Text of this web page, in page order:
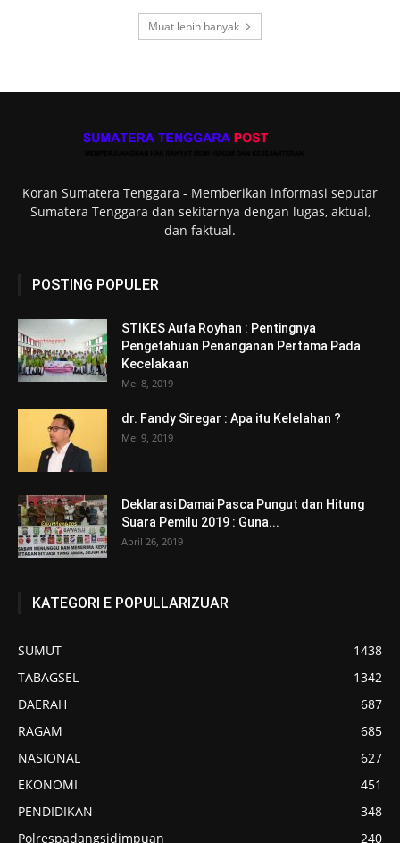
Muat lebih banyak
Koran Sumatera Tenggara - Memberikan informasi seputar
Sumatera Tenggara dan sekitarnya dengan lugas, aktual,
dan faktual.
POSTING POPULER
STIKES Aufa Royhan : Pentingnya
Pengetahuan Penanganan Pertama Pada
Kecelakaan
Mei 8, 2019
dr. Fandy Siregar : Apa itu Kelelahan ?
Mei 9, 2019
Deklarasi Damai Pasca Pungut dan Hitung
Suara Pemilu 2019 : Guna...
April 26, 2019
KATEGORI E POPULLARIZUAR
SUMUT
1438
TABAGSEL
1342
DAERAH
687
RAGAM
685
NASIONAL
627
EKONOMI
451
PENDIDIKAN
348
Polrespadangsidimpuan
240